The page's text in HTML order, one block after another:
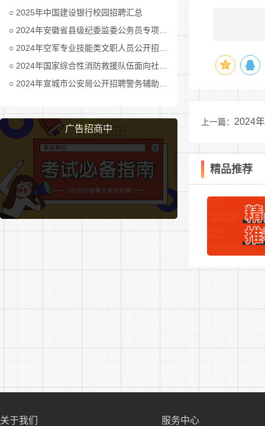
2025年中国建设银行校园招聘汇总
2024年安徽省县级纪委监委公务员专项招考公告及职位表汇总
2024年空军专业技能类文职人员公开招考公告
2024年国家综合性消防救援队伍面向社会招录消防员公告
2024年宣城市公安局公开招聘警务辅助人员公告
广告招商中
上一篇： 2024
精品推荐
关于我们 服务中心